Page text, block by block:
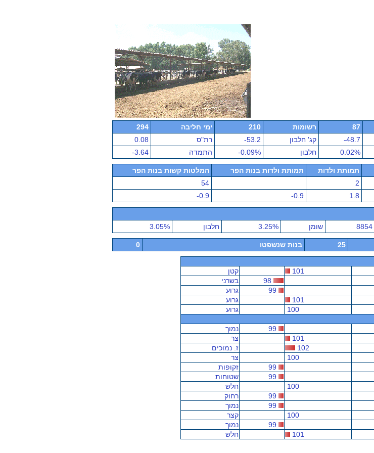
87 רשומות 210 ימי חליבה
294
-48.7 קג' חלבון -53.2 רת"ס
0.08
0.02% חלבון -0.09% התמדה -3.64
תמותת ולדות תמותת ולדות בנות הפר
המלטות קשות בנות הפר
2
54
1.8
-0.9
-0.9
8854 שומן 3.25% חלבון 3.05%
25 בנות שנשפטו 0
101
קטן
בשרני
גרוע
101
גרוע
100
גרוע
נמוך
101
צר
102
ז. נמוכים
100
צר
זקופות
שטוחות
100
חלש
רחוק
נמוך
100
קצר
נמוך
101 חלש